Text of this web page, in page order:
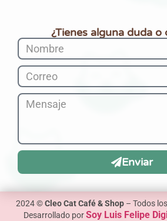
¿Tienes alguna duda o
Enviar
2024 ©Cleo Cat Café & Shop – Todos
Desarrollado porSoy Luis Felipe